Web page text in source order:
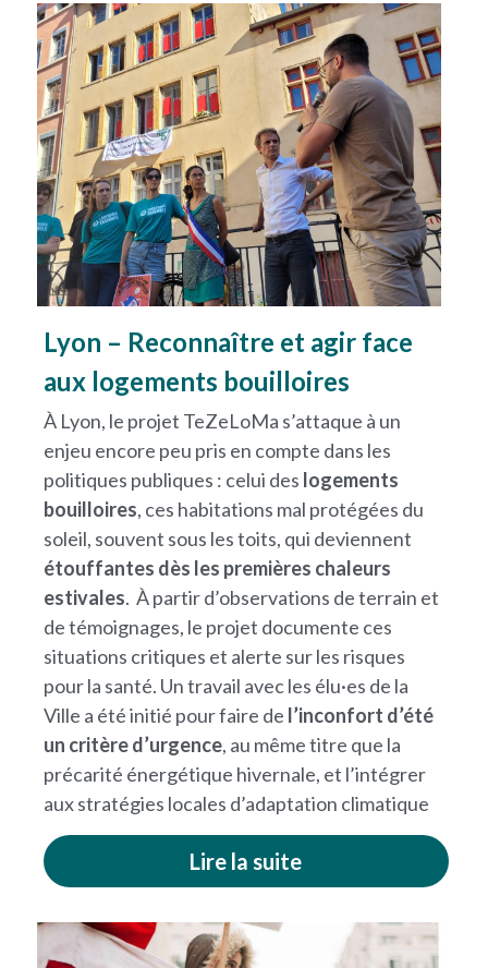
Lyon – Reconnaître et agir face
aux logements bouilloires
À Lyon, le projet TeZeLoMa s’attaque à un
enjeu encore peu pris en compte dans les
politiques publiques : celui des logements
bouilloires, ces habitations mal protégées du
étouffantes dès les premières chaleurs
estivales.  À partir d’observations de terrain et
de témoignages, le projet documente ces
situations critiques et alerte sur les risques
pour la santé. Un travail avec les élu·es de la
Ville a été initié pour faire de l’inconfort d’été
un critère d’urgence, au même titre que la
précarité énergétique hivernale, et l’intégrer
aux stratégies locales d’adaptation climatique​
Lire la suite